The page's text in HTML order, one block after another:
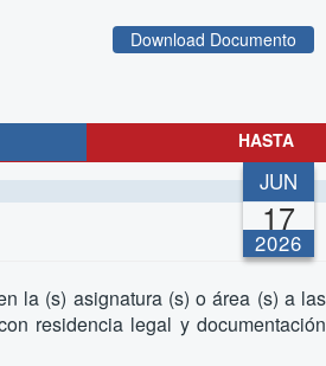
Download Documento
HASTA
JUN
17
2026
la (s) asignatura (s) o área (s) a las
residencia legal y documentación